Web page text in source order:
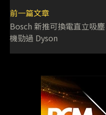
前一篇文章
Bosch 新推可換電直立吸塵
機勁過 Dyson